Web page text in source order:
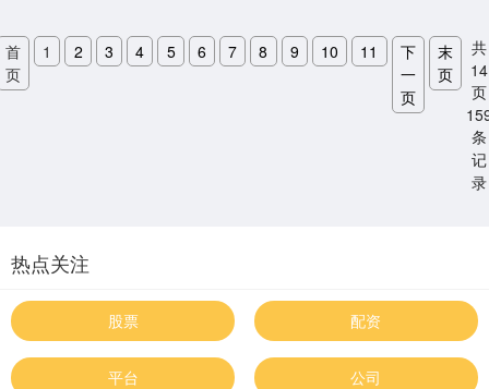
首
页
1 2 3 4 5 6 7 8 9 10 11
下
一
页
末
页
共
14
页
条
记
录
热点关注
股票 配资
平台 公司